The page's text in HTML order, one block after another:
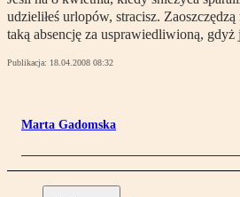
udzieliłeś urlopów, stracisz.
taką absencję za usprawiedliwioną, gdyż
Publikacja: 18.04.2008 08:32
Marta Gadomska